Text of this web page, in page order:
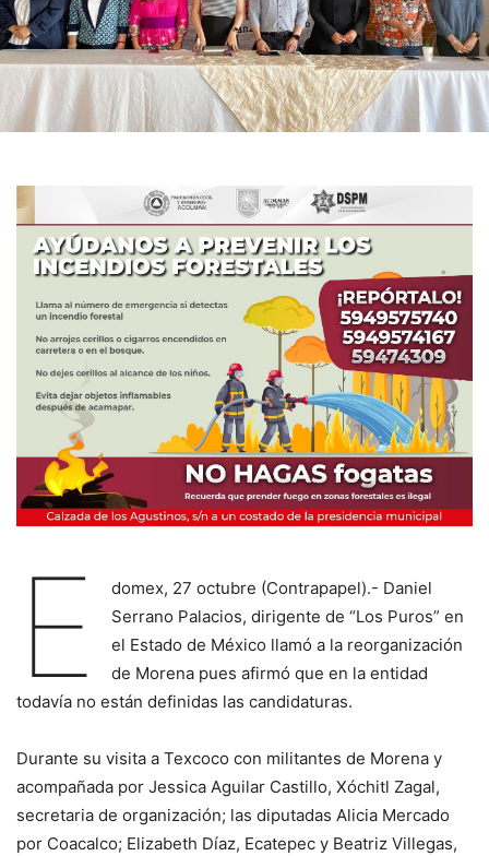
E
domex, 27 octubre (Contrapapel).- Daniel
Serrano Palacios, dirigente de “Los Puros” en
el Estado de México llamó a la reorganización
de Morena pues afirmó que en la entidad
todavía no están definidas las candidaturas.
Durante su visita a Texcoco con militantes de Morena y
acompañada por Jessica Aguilar Castillo, Xóchitl Zagal,
secretaria de organización; las diputadas Alicia Mercado
por Coacalco; Elizabeth Díaz, Ecatepec y Beatriz Villegas,